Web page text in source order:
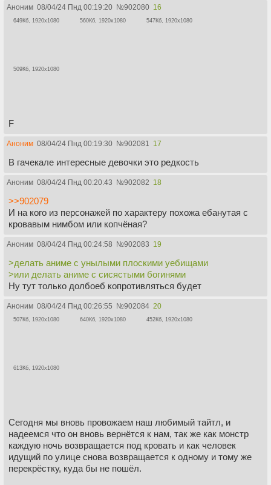
Аноним 08/04/24 Пнд 00:19:20 №902080 16
649Кб, 1920x1080 560Кб, 1920x1080 547Кб, 1920x1080
509Кб, 1920x1080
F
Аноним 08/04/24 Пнд 00:19:30 №902081 17
В гачекале интересные девочки это редкость
Аноним 08/04/24 Пнд 00:20:43 №902082 18
>>902079
И на кого из персонажей по характеру похожа ебанутая с
кровавым нимбом или копчёная?
Аноним 08/04/24 Пнд 00:24:58 №902083 19
>делать аниме с унылыми плоскими уебищами
>или делать аниме с сисястыми богинями
Ну тут только долбоеб копротивляться будет
Аноним 08/04/24 Пнд 00:26:55 №902084 20
507Кб, 1920x1080 640Кб, 1920x1080 452Кб, 1920x1080
613Кб, 1920x1080
Сегодня мы вновь провожаем наш любимый тайтл, и
надеемся что он вновь вернётся к нам, так же как монстр
каждую ночь возвращается под кровать и как человек
идущий по улице снова возвращается к одному и тому же
перекрёстку, куда бы не пошёл.